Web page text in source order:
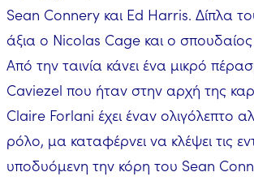
Sean Connery και Ed Harris. Δίπλα
άξια ο Nicolas Cage και ο
Από την ταινία κάνει ένα μικρό
Caviezel που ήταν στην αρχή της
Claire Forlani έχει έναν ολιγόλεπτο
ρόλο, μα καταφέρνει να κλέψει τις
υποδυόμενη την κόρη του Sean